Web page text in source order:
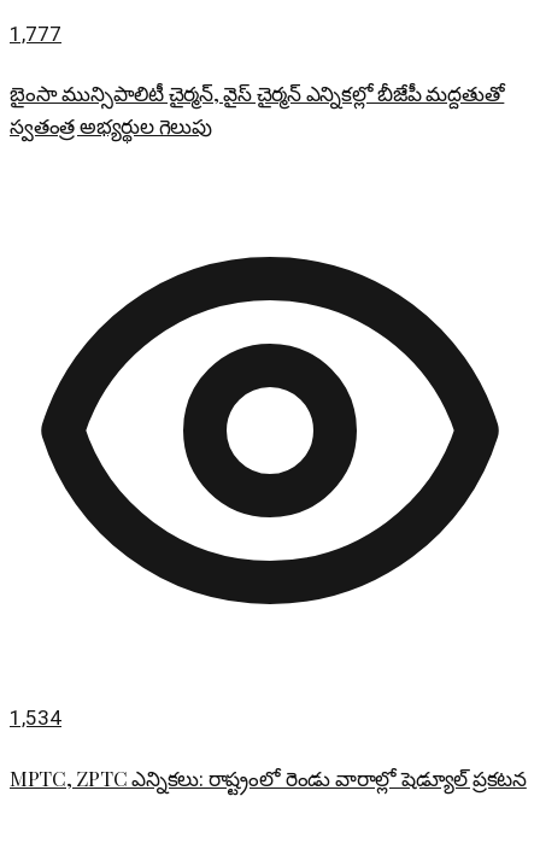
1,777
బైంసా మున్సిపాలిటీ చైర్మన్, వైస్ చైర్మన్ ఎన్నికల్లో బీజేపీ మద్దతుతో
స్వతంత్ర అభ్యర్థుల గెలుపు
1,534
MPTC, ZPTC ఎన్నికలు: రాష్ట్రంలో రెండు వారాల్లో షెడ్యూల్ ప్రకటన